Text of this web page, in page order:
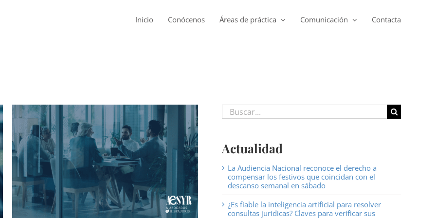
Inicio Conócenos Áreas de práctica Comunicación Contacta
Buscar:
Actualidad
La Audiencia Nacional reconoce el derecho a
compensar los festivos que coincidan con el
descanso semanal en sábado
¿Es fiable la inteligencia artificial para resolver
consultas jurídicas? Claves para verificar sus